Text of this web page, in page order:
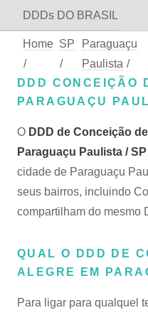
DDDs DO BRASIL
Home
/
SP
/
Paraguaçu
Paulista /
DDD CONCEIÇÃO
PARAGUAÇU
O DDD de Conceição
Paraguaçu Paulista / SP
cidade de Paraguaçu
seus bairros, incluindo
compartilham do mesmo
QUAL O DDD DE
ALEGRE EM
Para ligar para qualquel